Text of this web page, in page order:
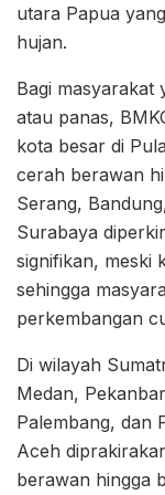
utara Papua
hujan.
Bagi masyarakat
atau panas,
kota besar di
cerah berawan
Serang,
Surabaya
signifikan, meski
sehingga
perkembangan
Di wilayah
Medan,
Palembang, dan
Aceh
berawan hingga